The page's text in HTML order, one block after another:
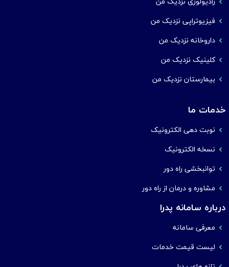
فیزیوتراپی نزدیک من
داروخانه نزدیک من
کلینیک نزدیک من
بیمارستان نزدیک من
خدمات ما
نوبت دهی الکترونیک
نسخه الکترونیک
توانبخشی راه دور
مشاوره و درمان از راه دور
درباره سامانه پدرا
معرفی سامانه
لیست قیمت خدمات